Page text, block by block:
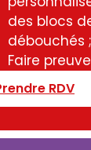
des blocs
débouchés ;
Faire
RDV